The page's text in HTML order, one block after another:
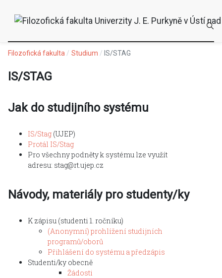
Filozofická fakulta Studium IS/STAG
IS/STAG
Jak do studijního systému
IS/Stag (UJEP)
Protál IS/Stag
Pro všechny podněty k systému lze využít
adresu: stag@rt.ujep.cz
Návody, materiály pro studenty/ky
K zápisu (studenti 1. ročníku)
(Anonymní) prohlížení studijních
programů/oborů
Přihlášení do systému a předzápis
Studenti/ky obecně
Žádosti